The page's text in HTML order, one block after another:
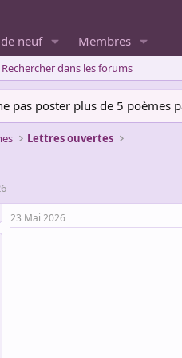
neuf Membres
Rechercher dans les forums
pas poster plus de 5 poèmes
Lettres ouvertes
23 Mai 2026